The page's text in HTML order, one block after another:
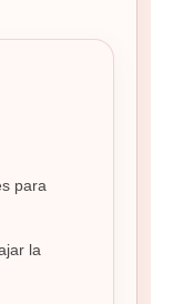
para
la